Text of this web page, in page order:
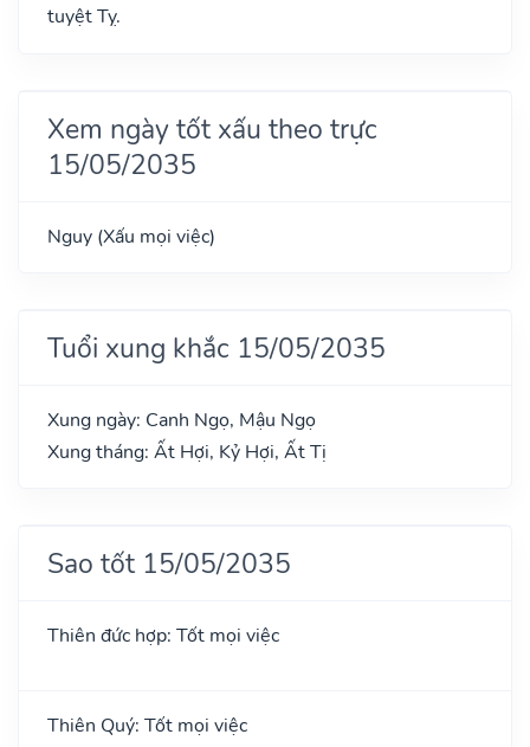
tuyệt Tỵ.
Xem ngày tốt xấu theo trực
15/05/2035
Nguy (Xấu mọi việc)
Tuổi xung khắc 15/05/2035
Xung ngày: Canh Ngọ, Mậu Ngọ
Xung tháng: Ất Hợi, Kỷ Hợi, Ất Tị
Sao tốt 15/05/2035
Thiên đức hợp: Tốt mọi việc
Thiên Quý: Tốt mọi việc